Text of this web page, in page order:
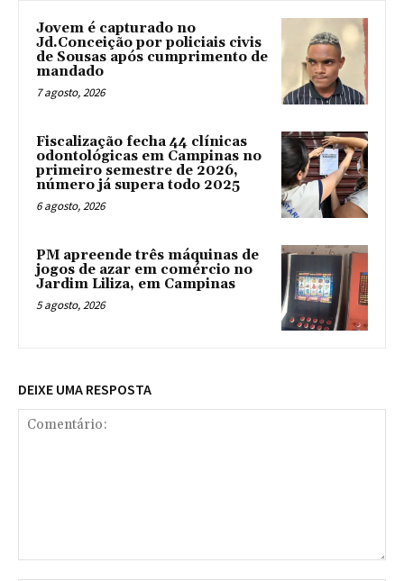
Jovem é capturado no
Jd.Conceição por policiais civis
de Sousas após cumprimento de
mandado
7 agosto, 2026
Fiscalização fecha 44 clínicas
odontológicas em Campinas no
primeiro semestre de 2026,
número já supera todo 2025
6 agosto, 2026
PM apreende três máquinas de
jogos de azar em comércio no
Jardim Liliza, em Campinas
5 agosto, 2026
DEIXE UMA RESPOSTA